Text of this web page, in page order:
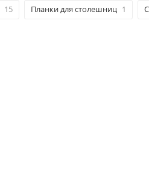
15 Планки для столешниц 1